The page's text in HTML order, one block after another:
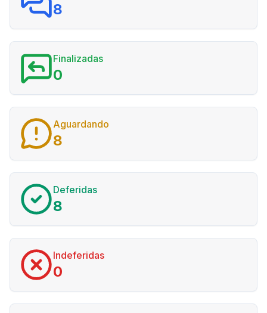
8
Finalizadas
0
Aguardando
8
Deferidas
8
Indeferidas
0